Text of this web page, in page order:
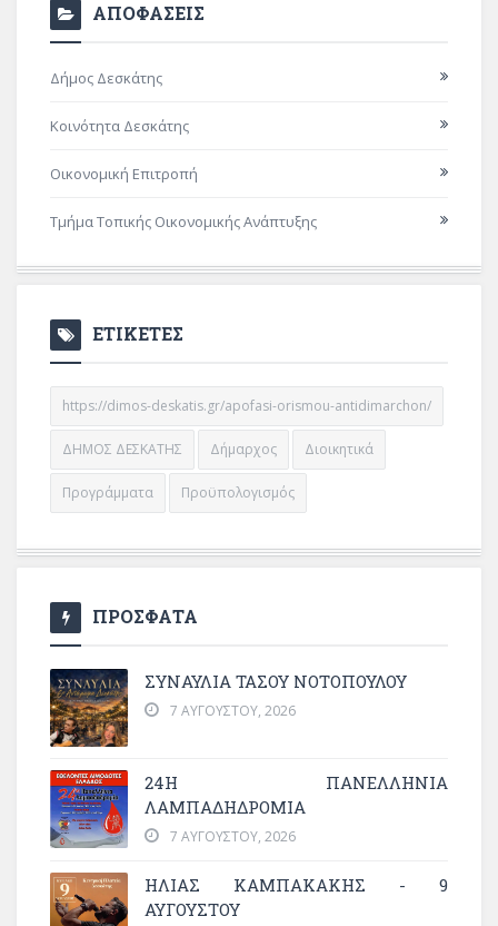
ΑΠΟΦΑΣΕΙΣ
Δήμος Δεσκάτης
Κοινότητα Δεσκάτης
Οικονομική Επιτροπή
Τμήμα Τοπικής Οικονομικής Ανάπτυξης
ΕΤΙΚΕΤΕΣ
https://dimos-deskatis.gr/apofasi-orismou-antidimarchon/
ΔΗΜΟΣ ΔΕΣΚΑΤΗΣ Δήμαρχος Διοικητικά
Προγράμματα Προϋπολογισμός
ΠΡΟΣΦΑΤΑ
ΣΥΝΑΥΛΙΑ ΤΑΣΟΥ ΝΟΤΟΠΟΥΛΟΥ
7 ΑΥΓΟΎΣΤΟΥ, 2026
24Η ΠΑΝΕΛΛΗΝΙΑ
ΛΑΜΠΑΔΗΔΡΟΜΙΑ
7 ΑΥΓΟΎΣΤΟΥ, 2026
ΗΛΙΑΣ ΚΑΜΠΑΚΑΚΗΣ - 9
ΑΥΓΟΥΣΤΟΥ